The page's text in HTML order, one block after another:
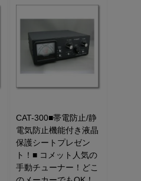
CAT-300■帯電防止/静
電気防止機能付き液晶
保護シートプレゼン
ト！■ コメット人気の
手動チューナー！どこ